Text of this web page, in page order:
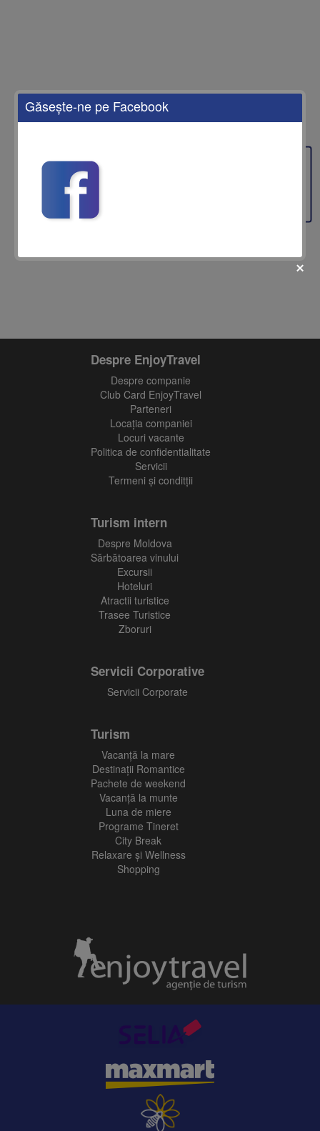
Despre EnjoyTravel
Despre companie
Club Card EnjoyTravel
Parteneri
Locaţia companiei
Locuri vacante
Politica de confidentialitate
Servicii
Termeni și conditții
Turism intern
Despre Moldova
Sărbătoarea vinului
Excursii
Hoteluri
Atractii turistice
Trasee Turistice
Zboruri
Servicii Corporative
Servicii Corporate
Turism
Vacanţă la mare
Destinații Romantice
Pachete de weekend
Vacanță la munte
Luna de miere
Programe Tineret
City Break
Relaxare și Wellness
Shopping
Găseşte-ne pe Facebook
Află primul cele mai noi oferte